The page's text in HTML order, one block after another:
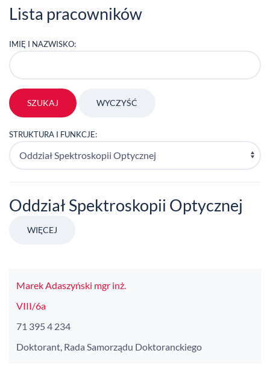
Lista pracowników
IMIĘ I NAZWISKO:
STRUKTURA I FUNKCJE:
Oddział Spektroskopii Optycznej
WIĘCEJ
Marek Adaszyński mgr inż.
VIII/6a
71 395 4 234
Doktorant, Rada Samorządu Doktoranckiego